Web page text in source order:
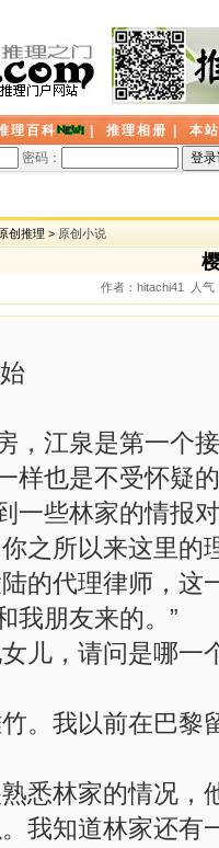
理百科 推理相册
本
密码：
创推理 > 原创小说
作者：hitachi41 人气
，江泉是第一个
样也是不受怀疑
一些林家的情报
之所以来这里的
的代理律师，
我朋友来的。”
儿，请问是哪
。我以前在巴
悉林家的情况，
我知道林家还